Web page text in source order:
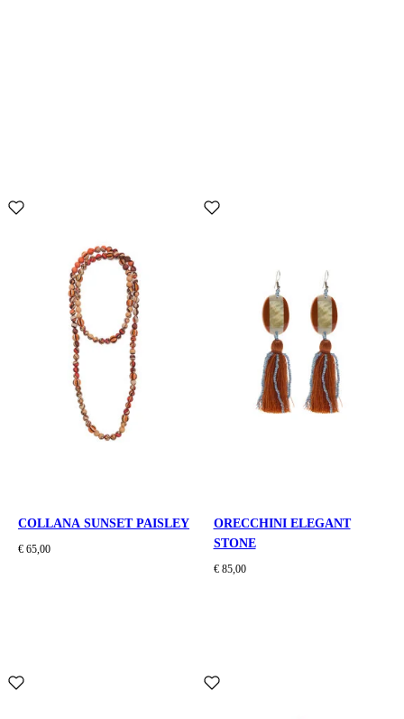
COLLANA SUNSET PAISLEY
€ 65,00
ORECCHINI ELEGANT
STONE
€ 85,00